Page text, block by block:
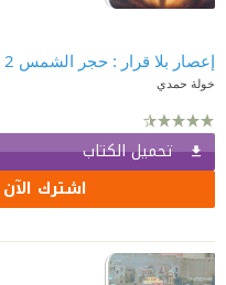
إعصار بلا قرار : حجر الشمس 2
خولة حمدي
تحميل الكتاب
اشترك الآن